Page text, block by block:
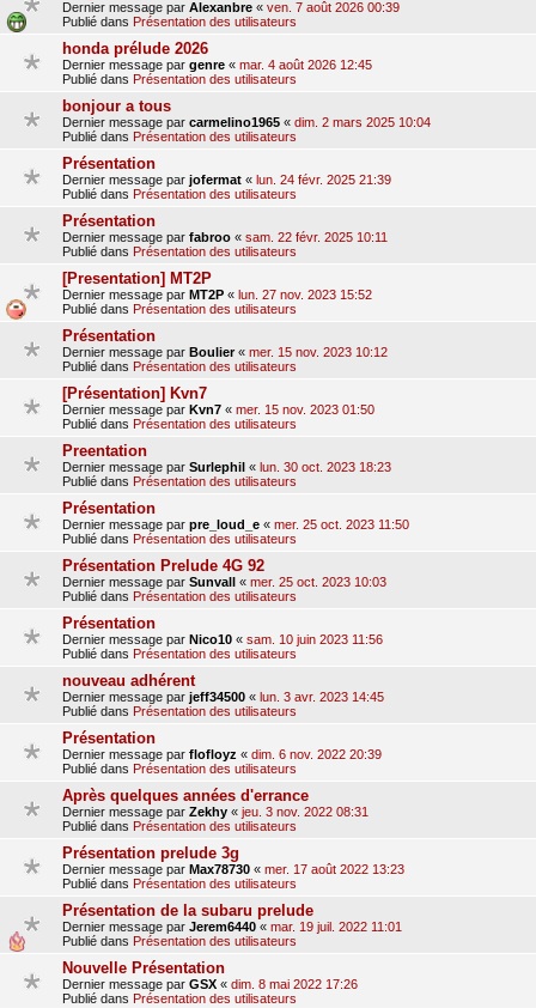
Dernier message par Alexanbre « ven. 7 août 2026 00:39
Publié dans Présentation des utilisateurs
honda prélude 2026
Dernier message par genre « mar. 4 août 2026 12:45
Publié dans Présentation des utilisateurs
bonjour a tous
Dernier message par carmelino1965 « dim. 2 mars 2025 10:04
Publié dans Présentation des utilisateurs
Présentation
Dernier message par jofermat « lun. 24 févr. 2025 21:39
Publié dans Présentation des utilisateurs
Présentation
Dernier message par fabroo « sam. 22 févr. 2025 10:11
Publié dans Présentation des utilisateurs
[Presentation] MT2P
Dernier message par MT2P « lun. 27 nov. 2023 15:52
Publié dans Présentation des utilisateurs
Présentation
Dernier message par Boulier« mer. 15 nov. 2023 10:12
Publié dans Présentation des utilisateurs
[Présentation] Kvn7
Dernier message par Kvn7 « mer. 15 nov. 2023 01:50
Publié dans Présentation des utilisateurs
Preentation
Dernier message par Surlephil « lun. 30 oct. 2023 18:23
Publié dans Présentation des utilisateurs
Présentation
Dernier message par pre_loud_e « mer. 25 oct. 2023 11:50
Publié dans Présentation des utilisateurs
Présentation Prelude 4G 92
Dernier message par Sunvall « mer. 25 oct. 2023 10:03
Publié dans Présentation des utilisateurs
Présentation
Dernier message par Nico10 « sam. 10 juin 2023 11:56
Publié dans Présentation des utilisateurs
nouveau adhérent
Dernier message par jeff34500 « lun. 3 avr. 2023 14:45
Publié dans Présentation des utilisateurs
Présentation
Dernier message par flofloyz « dim. 6 nov. 2022 20:39
Publié dans Présentation des utilisateurs
Après quelques années d'errance
Dernier message par Zekhy « jeu. 3 nov. 2022 08:31
Publié dans Présentation des utilisateurs
Présentation prelude 3g
Dernier message par Max78730 « mer. 17 août 2022 13:23
Publié dans Présentation des utilisateurs
Présentation de la subaru prelude
Dernier message par Jerem6440 « mar. 19 juil. 2022 11:01
Publié dans Présentation des utilisateurs
Nouvelle Présentation
Dernier message par GSX « dim. 8 mai 2022 17:26
Publié dans Présentation des utilisateurs